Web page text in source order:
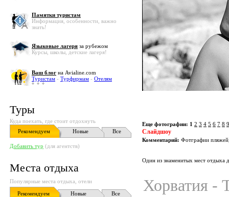
Памятки туристам
Информация, особенности, важно
знать!
Языковые лагеря за рубежом
Курсы, школы, детские лагеря!
Ваш блог на Avialine.com
Туристам - Турфирмам - Отелям
Туры
Куда поехать, где стоит отдохнуть
Рекомендуем
Новые Все
Добавить тур (для агентств)
Места отдыха
Популярные места отдыха, отели
Рекомендуем
Новые
Все
Еще фотографии: 1 2 3 4 5 6 7 8 9
Слайдшоу
Комментарий: Фотграфии
Один из знаменитых мест отдыха
Хорватия -